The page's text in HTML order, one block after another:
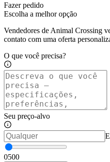
Fazer pedido
Escolha a melhor opção
Vendedores de Animal Crossing
contato com uma oferta
O que você precisa?
Seu preço-alvo
0500